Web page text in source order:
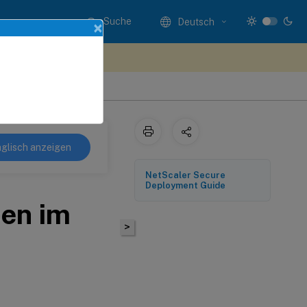
Suche Deutsch
anzeigen
im
>
NetScaler Secure
Deployment Guide
×